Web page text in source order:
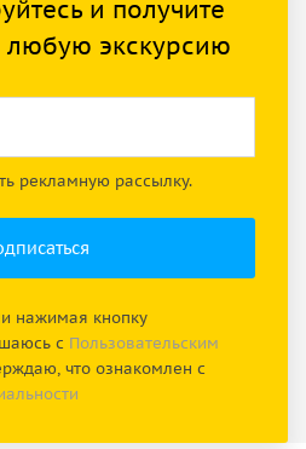
и получите
любую экскурсию
рекламную рассылку.
нажимая кнопку
с Пользовательским
что ознакомлен с